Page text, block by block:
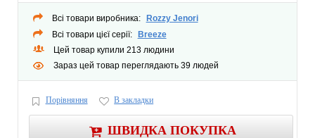
Всі товари виробника:
Rozzy Jenori
Всі товари цієї серії:
Breeze
Цей товар купили 213 людини
Зараз цей товар переглядають 39 людей
Порівняння В закладки
ШВИДКА ПОКУПКА